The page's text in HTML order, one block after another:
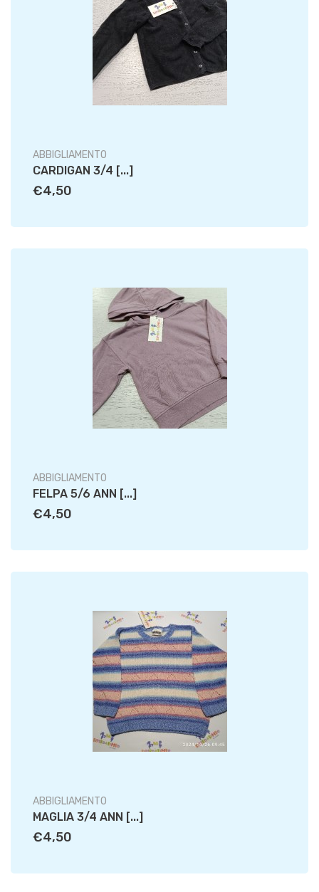
ABBIGLIAMENTO
CARDIGAN 3/4 [...]
€4,50
ABBIGLIAMENTO
FELPA 5/6 ANN [...]
€4,50
ABBIGLIAMENTO
MAGLIA 3/4 ANN [...]
€4,50